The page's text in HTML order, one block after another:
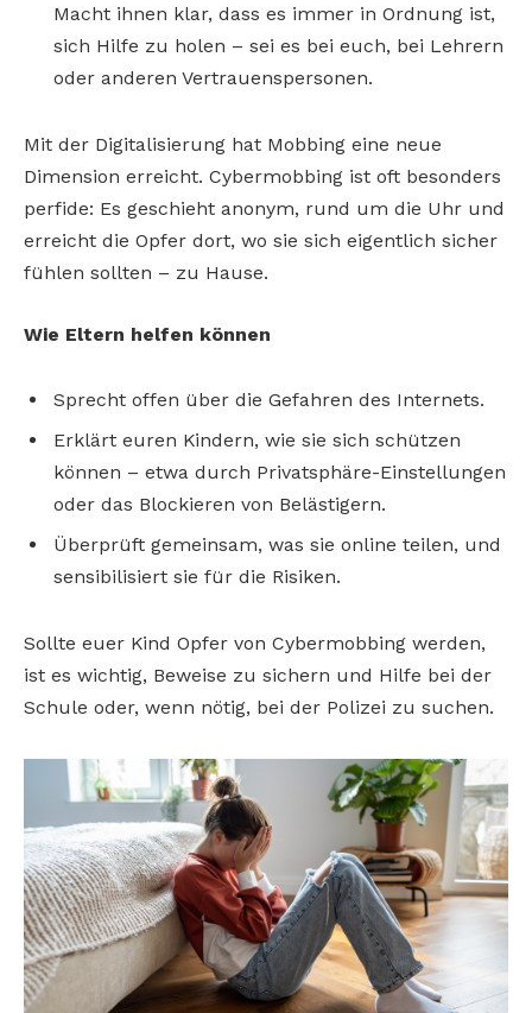
Macht ihnen klar, dass es immer in Ordnung ist,
sich Hilfe zu holen – sei es bei euch, bei Lehrern
oder anderen Vertrauenspersonen.
Mit der Digitalisierung hat Mobbing eine neue
Dimension erreicht. Cybermobbing ist oft besonders
perfide: Es geschieht anonym, rund um die Uhr und
erreicht die Opfer dort, wo sie sich eigentlich sicher
fühlen sollten – zu Hause.
Wie Eltern helfen können
Sprecht offen über die Gefahren des Internets.
Erklärt euren Kindern, wie sie sich schützen
können – etwa durch Privatsphäre-Einstellungen
oder das Blockieren von Belästigern.
Überprüft gemeinsam, was sie online teilen, und
sensibilisiert sie für die Risiken.
Sollte euer Kind Opfer von Cybermobbing werden,
ist es wichtig, Beweise zu sichern und Hilfe bei der
Schule oder, wenn nötig, bei der Polizei zu suchen.